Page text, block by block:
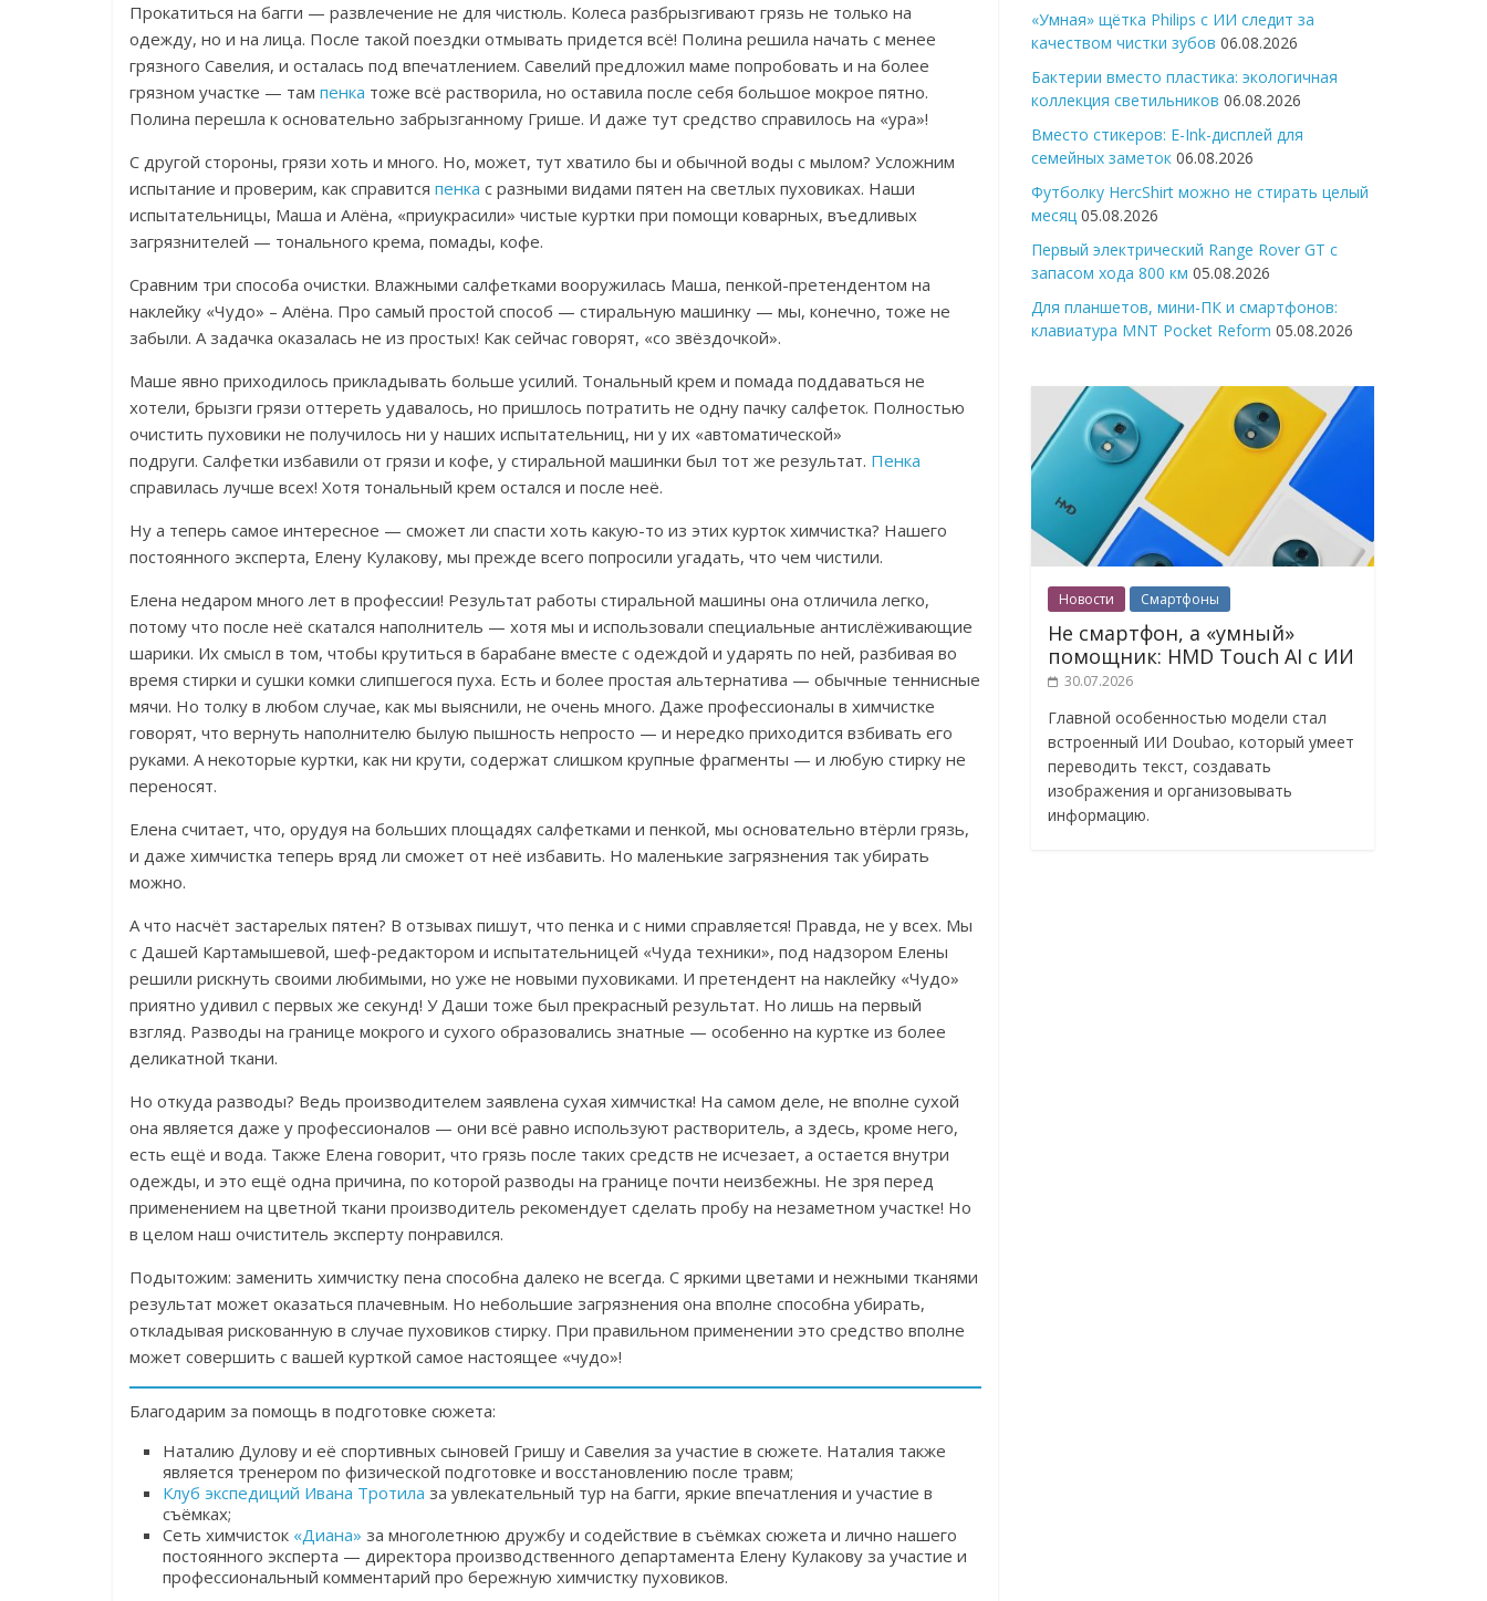
Прокатиться на багги — развлечение не для чистюль. Колеса разбрызгивают грязь не только на
одежду, но и на лица. После такой поездки отмывать придется всё! Полина решила начать с менее
грязного Савелия, и осталась под впечатлением. Савелий предложил маме попробовать и на более
грязном участке — там пенка тоже всё растворила, но оставила после себя большое мокрое пятно.
Полина перешла к основательно забрызганному Грише. И даже тут средство справилось на «ура»!
С другой стороны, грязи хоть и много. Но, может, тут хватило бы и обычной воды с мылом? Усложним
испытание и проверим, как справится пенка с разными видами пятен на светлых пуховиках. Наши
испытательницы, Маша и Алёна, «приукрасили» чистые куртки при помощи коварных, въедливых
загрязнителей — тонального крема, помады, кофе.
Сравним три способа очистки. Влажными салфетками вооружилась Маша, пенкой-претендентом на
наклейку «Чудо» – Алёна. Про самый простой способ — стиральную машинку — мы, конечно, тоже не
забыли. А задачка оказалась не из простых! Как сейчас говорят, «со звёздочкой».
Маше явно приходилось прикладывать больше усилий. Тональный крем и помада поддаваться не
хотели, брызги грязи оттереть удавалось, но пришлось потратить не одну пачку салфеток. Полностью
очистить пуховики не получилось ни у наших испытательниц, ни у их «автоматической»
подруги. Салфетки избавили от грязи и кофе, у стиральной машинки был тот же результат. Пенка
справилась лучше всех! Хотя тональный крем остался и после неё.
Ну а теперь самое интересное — сможет ли спасти хоть какую-то из этих курток химчистка? Нашего
постоянного эксперта, Елену Кулакову, мы прежде всего попросили угадать, что чем чистили.
Елена недаром много лет в профессии! Результат работы стиральной машины она отличила легко,
потому что после неё скатался наполнитель — хотя мы и использовали специальные антислёживающие
шарики. Их смысл в том, чтобы крутиться в барабане вместе с одеждой и ударять по ней, разбивая во
время стирки и сушки комки слипшегося пуха. Есть и более простая альтернатива — обычные теннисные
мячи. Но толку в любом случае, как мы выяснили, не очень много. Даже профессионалы в химчистке
говорят, что вернуть наполнителю былую пышность непросто — и нередко приходится взбивать его
руками. А некоторые куртки, как ни крути, содержат слишком крупные фрагменты — и любую стирку не
переносят.
Елена считает, что, орудуя на больших площадях салфетками и пенкой, мы основательно втёрли грязь,
и даже химчистка теперь вряд ли сможет от неё избавить. Но маленькие загрязнения так убирать
можно.
А что насчёт застарелых пятен? В отзывах пишут, что пенка и с ними справляется! Правда, не у всех. Мы
с Дашей Картамышевой, шеф-редактором и испытательницей «Чуда техники», под надзором Елены
решили рискнуть своими любимыми, но уже не новыми пуховиками. И претендент на наклейку «Чудо»
приятно удивил с первых же секунд! У Даши тоже был прекрасный результат. Но лишь на первый
взгляд. Разводы на границе мокрого и сухого образовались знатные — особенно на куртке из более
деликатной ткани.
Но откуда разводы? Ведь производителем заявлена сухая химчистка! На самом деле, не вполне сухой
она является даже у профессионалов — они всё равно используют растворитель, а здесь, кроме него,
есть ещё и вода. Также Елена говорит, что грязь после таких средств не исчезает, а остается внутри
одежды, и это ещё одна причина, по которой разводы на границе почти неизбежны. Не зря перед
применением на цветной ткани производитель рекомендует сделать пробу на незаметном участке! Но
в целом наш очиститель эксперту понравился.
Подытожим: заменить химчистку пена способна далеко не всегда. С яркими цветами и нежными тканями
результат может оказаться плачевным. Но небольшие загрязнения она вполне способна убирать,
откладывая рискованную в случае пуховиков стирку. При правильном применении это средство вполне
может совершить с вашей курткой самое настоящее «чудо»!
Благодарим за помощь в подготовке сюжета:
Наталию Дулову и её спортивных сыновей Гришу и Савелия за участие в сюжете. Наталия также
является тренером по физической подготовке и восстановлению после травм;
Клуб экспедиций Ивана Тротила за увлекательный тур на багги, яркие впечатления и участие в
съёмках;
Сеть химчисток «Диана» за многолетнюю дружбу и содействие в съёмках сюжета и лично нашего
постоянного эксперта — директора производственного департамента Елену Кулакову за участие и
профессиональный комментарий про бережную химчистку пуховиков.
«Умная» щётка Philips с ИИ следит за
качеством чистки зубов 06.08.2026
Бактерии вместо пластика: экологичная
коллекция светильников 06.08.2026
Вместо стикеров: E-Ink-дисплей для
семейных заметок 06.08.2026
Футболку HercShirt можно не стирать целый
месяц 05.08.2026
Первый электрический Range Rover GT с
запасом хода 800 км 05.08.2026
Для планшетов, мини-ПК и смартфонов:
клавиатура MNT Pocket Reform 05.08.2026
Новости Смартфоны
Не смартфон, а «умный»
помощник: HMD Touch AI с ИИ
30.07.2026
Главной особенностью модели стал
встроенный ИИ Doubao, который умеет
переводить текст, создавать
изображения и организовывать
информацию.